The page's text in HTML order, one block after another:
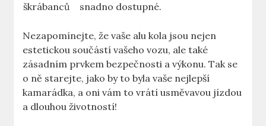
škrábanců
snadno dostupné.
Nezapomínejte, že vaše alu kola jsou nejen
estetickou součástí vašeho vozu, ale také
zásadním prvkem bezpečnosti a výkonu. Tak se
o ně starejte, jako by to byla vaše nejlepší
kamarádka, a oni vám to vrátí usměvavou jízdou
a dlouhou životností!